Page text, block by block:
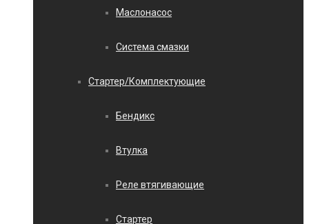
Маслонасос
Система смазки
Стартер/Комплектующие
Бендикс
Втулка
Реле втягивающие
Стартер